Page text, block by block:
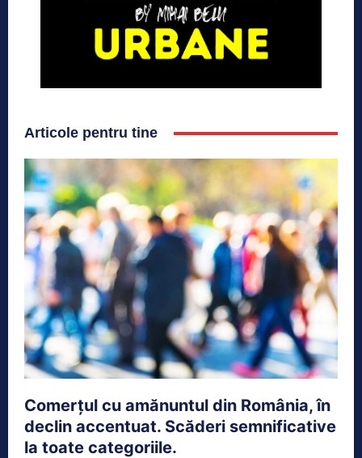
Articole pentru tine
Comerțul cu amănuntul din România, în
declin accentuat. Scăderi semnificative
la toate categoriile.